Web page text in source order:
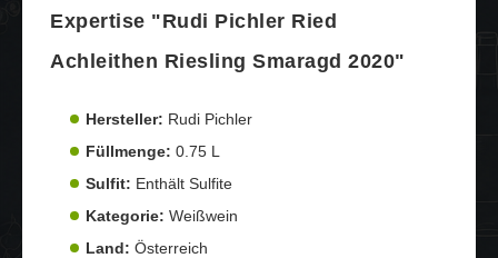
Expertise "Rudi Pichler Ried
Achleithen Riesling Smaragd 2020"
Hersteller: Rudi Pichler
Füllmenge: 0.75 L
Sulfit: Enthält Sulfite
Kategorie: Weißwein
Land: Österreich